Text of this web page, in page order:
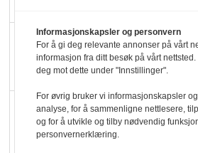
Slik
ølsalget
Færre
hyller
Informasjonskapsler og personvern
For å gi deg relevante annonser på vårt
informasjon fra ditt besøk på vårt
deg mot dette under "Innstillinger".
For øvrig bruker vi informasjonskapsler
analyse, for å sammenligne nettlesere,
og for å utvikle og tilby nødvendig
personvernerklæring.